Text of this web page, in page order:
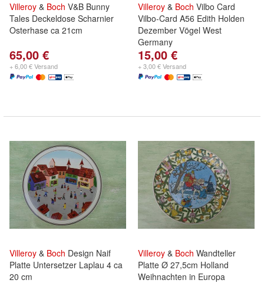
Villeroy & Boch V&B Bunny
Tales Deckeldose Scharnier
Osterhase ca 21cm
65,00 €
+ 6,00 € Versand
Villeroy & Boch Vilbo Card
Vilbo-Card A56 Edith Holden
Dezember Vögel West
Germany
15,00 €
+ 3,00 € Versand
Villeroy & Boch Design Naif
Platte Untersetzer Laplau 4 ca
20 cm
Villeroy & Boch Wandteller
Platte Ø 27,5cm Holland
Weihnachten in Europa